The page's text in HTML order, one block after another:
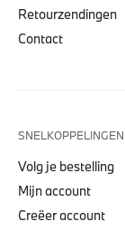
Retourzendingen
Contact
SNELKOPPELINGEN
Volg je bestelling
Mijn account
Creëer account